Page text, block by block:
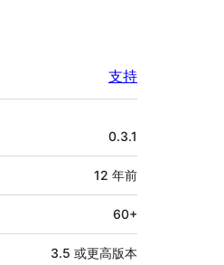
支持
0.3.1
12 年前
60+
3.5 或更高版本